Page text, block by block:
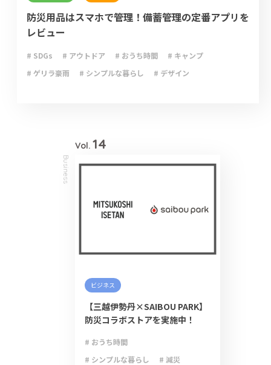
防災用品はスマホで管理！備蓄管理の定番アプリを
レビュー
# SDGs # アウトドア # おうち時間
# キャンプ
# ゲリラ豪雨
# シンプルな暮らし
# デザイン
Business
Vol. 14
ビジネス
【三越伊勢丹×SAIBOU PARK】
防災コラボストアを実施中！
# おうち時間
# シンプルな暮らし
# 減災